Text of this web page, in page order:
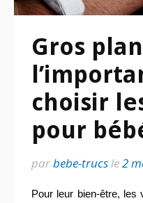
Gros
choisir
pour
parbebe-trucsle2
Pour leur bien-être, les